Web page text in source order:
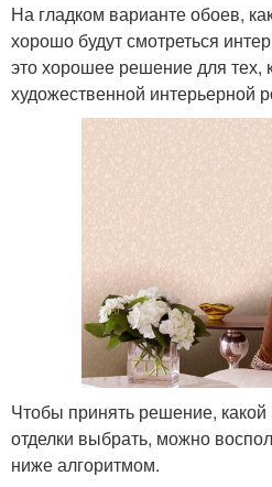
На гладком варианте обоев,
хорошо будут смотреться
это хорошее решение для тех,
художественной интерьерной
Чтобы принять решение,
отделки выбрать, можно
ниже алгоритмом.